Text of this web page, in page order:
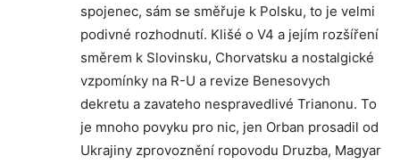
spojenec, sám se směřuje k Polsku, to je velmi
podivné rozhodnutí. Klišé o V4 a jejím rozšíření
směrem k Slovinsku, Chorvatsku a nostalgické
vzpomínky na R-U a revize Benesovych
dekretu a zavateho nespravedlivé Trianonu. To
je mnoho povyku pro nic, jen Orban prosadil od
Ukrajiny zprovoznění ropovodu Druzba, Magyar